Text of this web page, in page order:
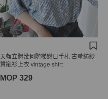
天藍立體幾何階梯戀日手札 古董紡紗
質襯衫上衣 vintage shirt
MOP 329